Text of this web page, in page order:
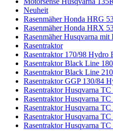
Neuheit
Rasenmäher Honda HRG
Rasenmäher Honda HRX
Rasenmäher Husqvarna mit
Rasentraktor
Rasentraktor 170/98 Hydro
Rasentraktor Black Line
Rasentraktor Black Line
Rasentraktor GGP 130/84
Rasentraktor Husqvarna TC
Rasentraktor Husqvarna TC
Rasentraktor Husqvarna TC
Rasentraktor Husqvarna
Rasentraktor Husqvarna